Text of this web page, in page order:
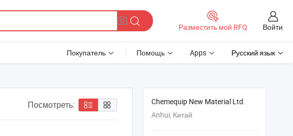
Разместить мой RFQ Войти
Покупатель Помощь Apps Русский язык
Посмотреть:
Chemequip New Material Ltd.
Anhui, Китай